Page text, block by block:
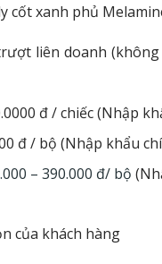
cốt xanh phủ
liên doanh
đ / chiếc (Nhập
đ / bộ (Nhập khẩu
– 390.000 đ/ bộ
của khách hàng